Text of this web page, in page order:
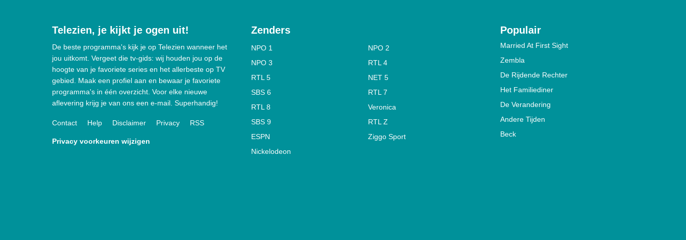
Telezien, je kijkt je ogen uit!
De beste programma's kijk je op Telezien wanneer het
jou uitkomt. Vergeet die tv-gids: wij houden jou op de
hoogte van je favoriete series en het allerbeste op TV
gebied. Maak een profiel aan en bewaar je favoriete
programma's in één overzicht. Voor elke nieuwe
aflevering krijg je van ons een e-mail. Superhandig!
Contact Help Disclaimer Privacy RSS
Privacy voorkeuren wijzigen
Zenders
NPO 1
NPO 2
NPO 3
RTL 4
RTL 5
NET 5
SBS 6
RTL 7
RTL 8
Veronica
SBS 9
RTL Z
ESPN
Ziggo Sport
Nickelodeon
Populair
Married At First Sight
Zembla
De Rijdende Rechter
Het Familiediner
De Verandering
Andere Tijden
Beck